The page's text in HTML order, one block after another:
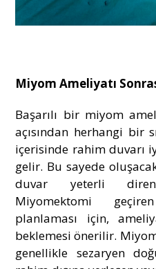
Miyom Ameliyatı
Başarılı bir miyom
açısından herhangi bir
içerisinde rahim duvarı
gelir. Bu sayede
duvar yeterli
Miyomektomi
planlaması için,
beklemesi önerilir.
genellikle sezaryen